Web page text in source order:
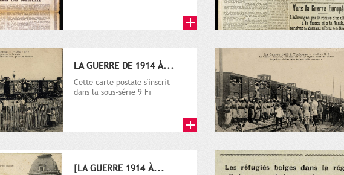
LA GUERRE DE 1914 À...
Cette carte postale s'inscrit
dans la sous-série 9 Fi
[LA GUERRE 1914 À...